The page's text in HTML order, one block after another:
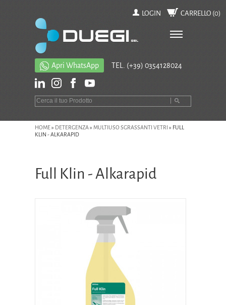
LOGIN CARRELLO (0)
Apri WhatsApp TEL. (+39) 0354128024
HOME» DETERGENZA» MULTIUSO SGRASSANTI VETRI » FULL
KLIN - ALKARAPID
Full Klin - Alkarapid